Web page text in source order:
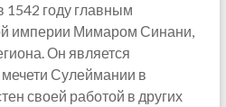
1542 году главным
империи Мимаром Синани,
Он является
Сулеймании в
своей работой в других